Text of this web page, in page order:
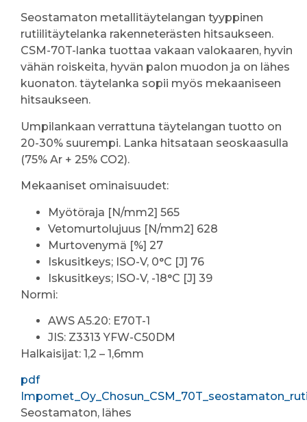
Seostamaton metallitäytelangan tyyppinen
rutiilitäytelanka rakenneterästen hitsaukseen.
CSM-70T-lanka tuottaa vakaan valokaaren, hyvin
vähän roiskeita, hyvän palon muodon ja on lähes
kuonaton. täytelanka sopii myös mekaaniseen
hitsaukseen.
Umpilankaan verrattuna täytelangan tuotto on
20-30% suurempi. Lanka hitsataan seoskaasulla
(75% Ar + 25% CO2).
Mekaaniset ominaisuudet:
Myötöraja [N/mm2] 565
Vetomurtolujuus [N/mm2] 628
Murtovenymä [%] 27
Iskusitkeys; ISO-V, 0°C [J] 76
Iskusitkeys; ISO-V, -18°C [J] 39
Normi:
AWS A5.20: E70T-1
JIS: Z3313 YFW-C50DM
Halkaisijat: 1,2 – 1,6mm
pdf
Seostamaton, lähes